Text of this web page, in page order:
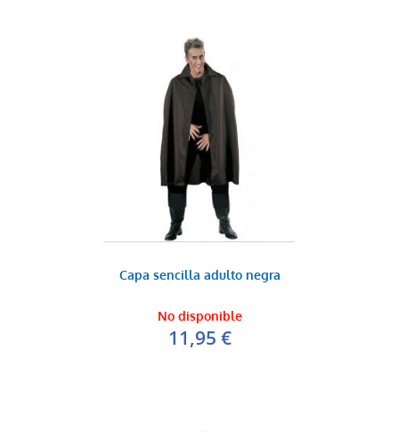
Capa sencilla adulto negra
No disponible
11,95 €